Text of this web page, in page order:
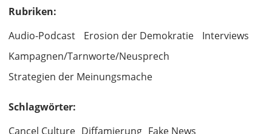
Rubriken:
Audio-Podcast
Erosion der Demokratie
Interviews
Kampagnen/Tarnworte/Neusprech
Strategien der Meinungsmache
Schlagwörter:
Cancel Culture Diffamierung Fake News